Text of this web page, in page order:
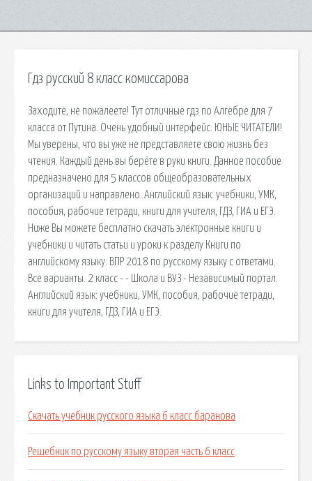
Гдз русский 8 класс комиссарова
Заходите, не пожалеете! Тут отличные гдз по Алгебре для 7
класса от Путина. Очень удобный интерфейс. ЮНЫЕ ЧИТАТЕЛИ!
Мы уверены, что вы уже не представляете свою жизнь без
чтения. Каждый день вы берёте в руки книги. Данное пособие
предназначено для 5 классов общеобразовательных
организаций и направлено. Английский язык: учебники, УМК,
пособия, рабочие тетради, книги для учителя, ГДЗ, ГИА и ЕГЭ.
Ниже Вы можете бесплатно скачать электронные книги и
учебники и читать статьи и уроки к разделу Книги по
английскому языку. ВПР 2018 по русскому языку с ответами.
Все варианты. 2 класс - - Школа и ВУЗ - Независимый портал.
Английский язык: учебники, УМК, пособия, рабочие тетради,
книги для учителя, ГДЗ, ГИА и ЕГЭ.
Links to Important Stuff
Скачать учебник русского языка 6 класс баранова
Решебник по русскому языку вторая часть 6 класс